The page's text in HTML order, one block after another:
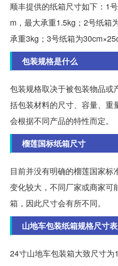
顺丰提供的纸箱尺寸如下：1
m，最大承重1.5kg；2号纸箱
承重3kg；3号纸箱为
包装规格是什么
包装规格取决于被包装物品或
括包装材料的尺寸、容量、重
会根据不同产品的特性而定。
榴莲国标纸箱尺寸
目前并没有明确的榴莲国家
变化较大，不同厂家或商家可
箱，因此尺寸会有所不同。
山地车包装纸箱规格尺寸
24寸山地车包装箱大致尺寸